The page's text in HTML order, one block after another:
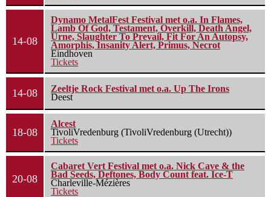
14-08
Dynamo MetalFest Festival met o.a. In Flames,
Lamb Of God, Testament, Overkill, Death Angel,
Urne, Slaughter To Prevail, Fit For An Autopsy,
Amorphis, Insanity Alert, Primus, Necrot
Eindhoven
Tickets
14-08
Zeeltje Rock Festival met o.a. Up The Irons
Deest
18-08
Alcest
TivoliVredenburg (TivoliVredenburg (Utrecht))
Tickets
20-08
Cabaret Vert Festival met o.a. Nick Cave & the
Bad Seeds, Deftones, Body Count feat. Ice-T
Charleville-Mézières
Tickets